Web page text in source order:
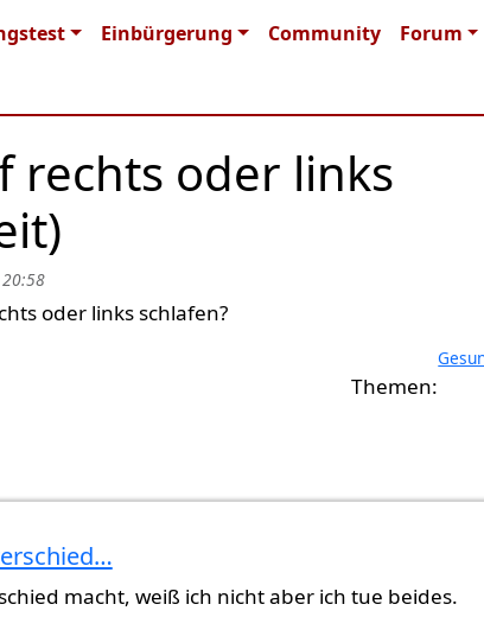
Einbürgerung Community
Forum
rechts oder links
oder links schlafen?
macht, weiß ich nicht aber ich tue beides.